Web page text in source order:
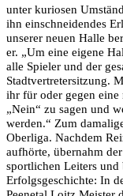
unter kuriosen
ihn einschneidendes
unserer neuen Halle
er. „Um eine eigene
alle Spieler und der
Stadtvertretersitzung.
ihr für oder gegen eine
„Nein“ zu sagen und
werden.“ Zum
Oberliga. Nachdem
aufhörte, übernahm
sportlichen Leiters und
Erfolgsgeschichte: In